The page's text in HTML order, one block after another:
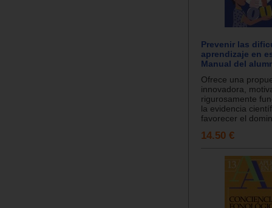
Prevenir las
aprendizaje en
Manual del
Ofrece una
innovadora,
rigurosamente
la evidencia
favorecer el
14.50 €